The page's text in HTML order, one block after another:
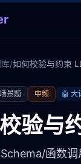
/如何校验与约束
场景题 中频 🤖 大
验与
函数调